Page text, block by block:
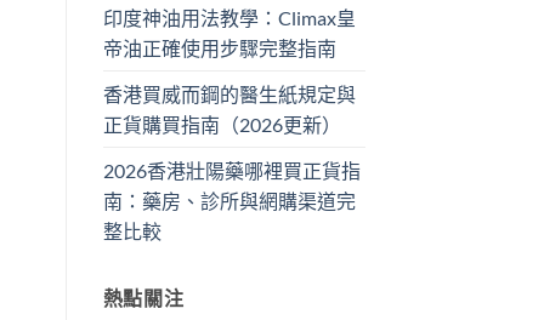
印度神油用法教學：Climax皇
帝油正確使用步驟完整指南
香港買威而鋼的醫生紙規定與
正貨購買指南（2026更新）
2026香港壯陽藥哪裡買正貨指
南：藥房、診所與網購渠道完
整比較
熱點關注